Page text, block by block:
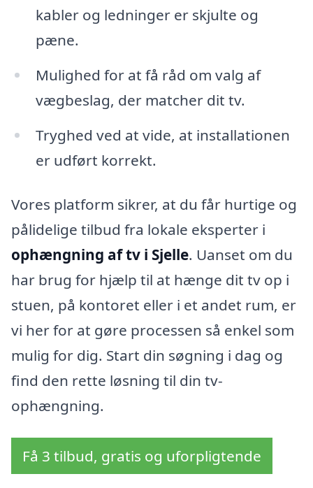
kabler og ledninger er skjulte og
pæne.
Mulighed for at få råd om valg af
vægbeslag, der matcher dit tv.
Tryghed ved at vide, at installationen
er udført korrekt.
Vores platform sikrer, at du får hurtige og
pålidelige tilbud fra lokale eksperter i
ophængning af tv i Sjelle. Uanset om du
har brug for hjælp til at hænge dit tv op i
stuen, på kontoret eller i et andet rum, er
vi her for at gøre processen så enkel som
mulig for dig. Start din søgning i dag og
find den rette løsning til din tv-
ophængning.
Få 3 tilbud, gratis og uforpligtende